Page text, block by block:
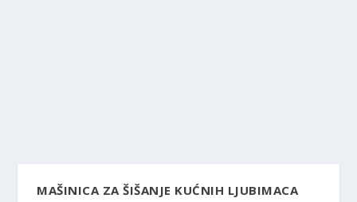
MAŠINICA ZA ŠIŠANJE KUĆNIH LJUBIMACA